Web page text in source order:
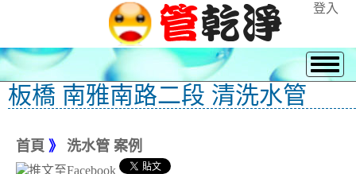
登入
板橋 南雅南路二段 清洗水管
首頁 》 洗水管 案例